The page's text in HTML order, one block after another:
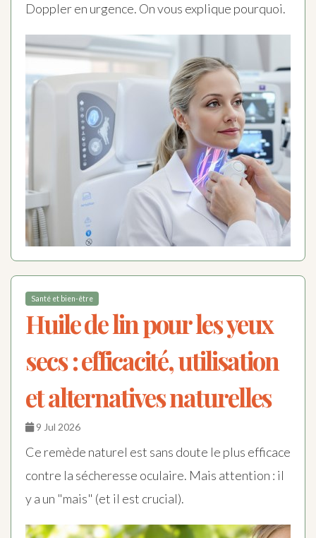
Doppler en urgence. On vous explique pourquoi.
Santé et bien-être
Huile de lin pour les yeux
secs : efficacité, utilisation
et alternatives naturelles
9 Jul 2026
Ce remède naturel est sans doute le plus efficace
contre la sécheresse oculaire. Mais attention : il
y a un "mais" (et il est crucial).